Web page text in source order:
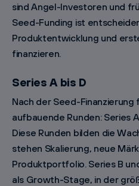
sind Angel-Investoren und
Seed-Funding ist
Produktentwicklung und
finanzieren.
Series A bis D
Nach der Seed-
aufbauende Runden: Series
Diese Runden bilden die
stehen Skalierung, neue
Produktportfolio. Series B
als Growth-Stage, in der